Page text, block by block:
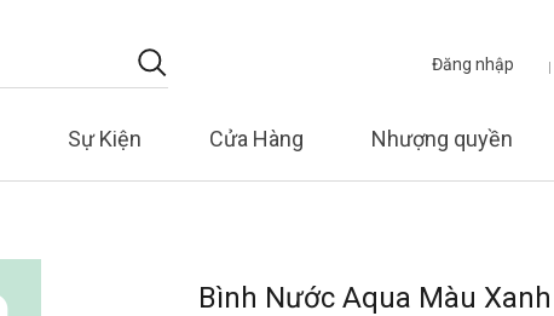
Đăng nhập
Sự Kiện Cửa Hàng Nhượng quyền
Bình Nước Aqua Màu